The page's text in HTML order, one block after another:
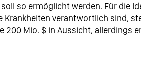
so ermöglicht werden. Für die
Krankheiten verantwortlich sind,
200 Mio. $ in Aussicht, allerdings